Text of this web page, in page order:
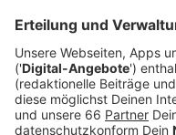
700.000 Menschen
deutsch-japanische
sommerlichen
Geschehen vor allem
den Bereich rund um